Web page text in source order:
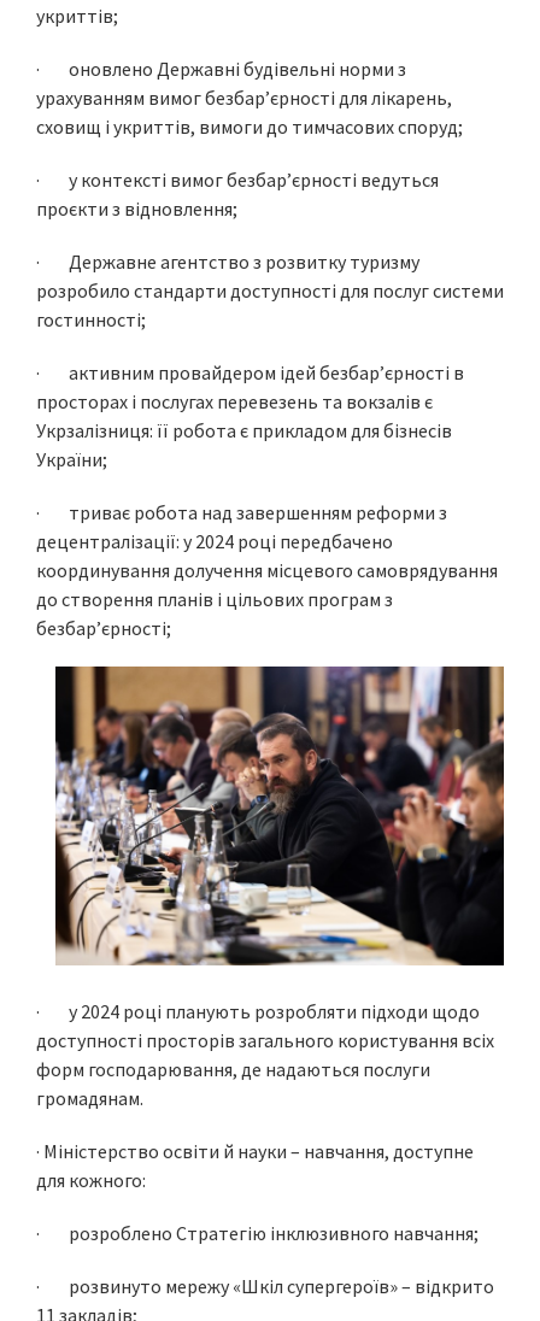
укриттів;
· оновлено Державні будівельні норми з
урахуванням вимог безбар’єрності для лікарень,
сховищ і укриттів, вимоги до тимчасових споруд;
· у контексті вимог безбар’єрності ведуться
проєкти з відновлення;
· Державне агентство з розвитку туризму
розробило стандарти доступності для послуг системи
гостинності;
· активним провайдером ідей безбар’єрності в
просторах і послугах перевезень та вокзалів є
Укрзалізниця: її робота є прикладом для бізнесів
України;
· триває робота над завершенням реформи з
децентралізації: у 2024 році передбачено
координування долучення місцевого самоврядування
до створення планів і цільових програм з
безбар’єрності;
· у 2024 році планують розробляти підходи щодо
доступності просторів загального користування всіх
форм господарювання, де надаються послуги
громадянам.
· Міністерство освіти й науки – навчання, доступне
для кожного:
· розроблено Стратегію інклюзивного навчання;
· розвинуто мережу «Шкіл супергероїв» – відкрито
11 закладів;